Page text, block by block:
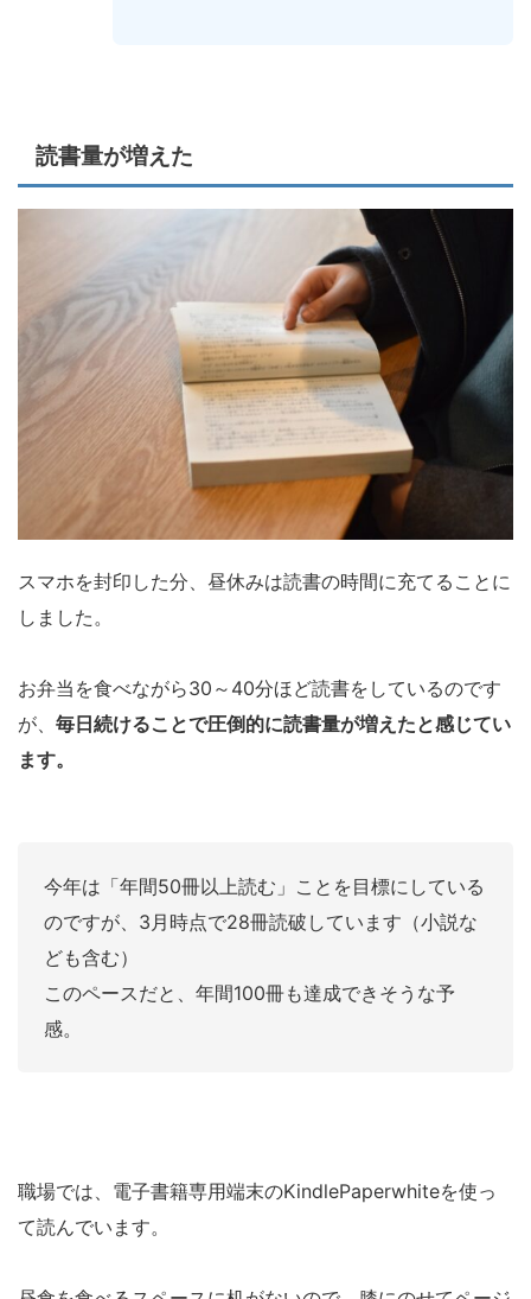
読書量が増えた
スマホを封印した分、昼休みは読書の時間に充てることに
しました。
お弁当を食べながら30～40分ほど読書をしているのです
が、 毎日続けることで圧倒的に読書量が増えたと感じてい
ます。
今年は「年間50冊以上読む」ことを目標にしている
のですが、3月時点で28冊読破しています（小説な
ども含む）
このペースだと、年間100冊も達成できそうな予
感。
職場では、電子書籍専用端末のKindlePaperwhiteを使っ
て読んでいます。